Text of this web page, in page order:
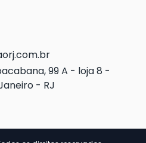
99 A - loja 8 -
- RJ